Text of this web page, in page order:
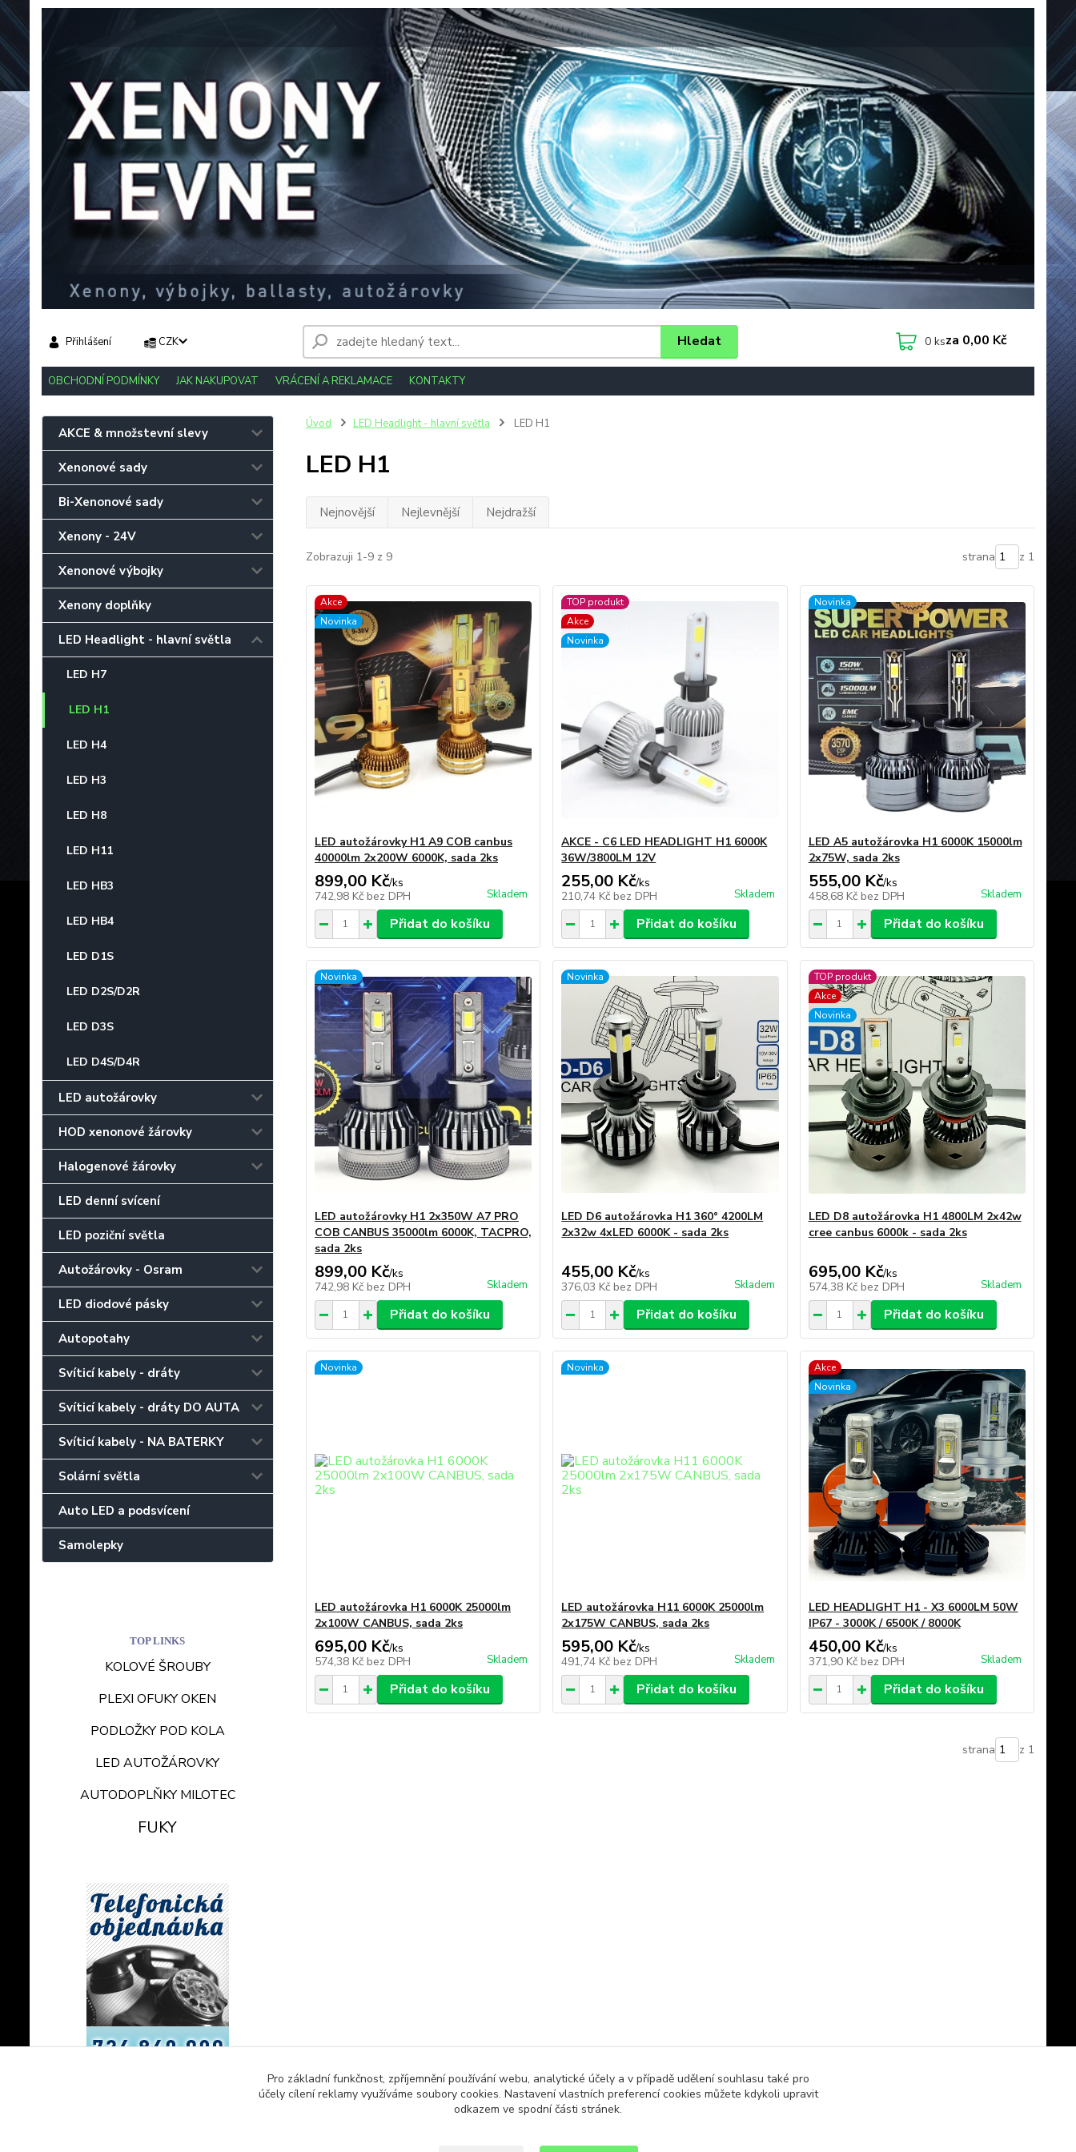
OBCHODNÍ PODMÍNKY JAK NAKUPOVAT VRÁCENÍ A REKLAMACE KONTAKTY
CZK
Přihlášení Hledat 0ksza 0,00 Kč
AKCE & množstevní slevy
Xenonové sady
Bi-Xenonové sady
Xenony - 24V
Xenonové výbojky
Xenony doplňky
LED Headlight - hlavní světla
LED H7
LED H1
LED H4
LED H3
LED H8
LED H11
LED HB3
LED HB4
LED D1S
LED D2S/D2R
LED D3S
LED D4S/D4R
LED autožárovky
HOD xenonové žárovky
Halogenové žárovky
LED denní svícení
LED poziční světla
Autožárovky - Osram
LED diodové pásky
Autopotahy
Svíticí kabely - dráty
Svíticí kabely - dráty DO AUTA
Svíticí kabely - NA BATERKY
Solární světla
Auto LED a podsvícení
Samolepky
TOP LINKS
KOLOVÉ ŠROUBY
PLEXI OFUKY OKEN
PODLOŽKY POD KOLA
LED AUTOŽÁROVKY
AUTODOPLŇKY MILOTEC
FUKY
Úvod LED Headlight - hlavní světla LED H1
LED H1
Nejnovější Nejlevnější Nejdražší
Zobrazuji 1-9 z 9 strana z 1
Akce
Novinka
LED autožárovky H1 A9 COB canbus
40000lm 2x200W 6000K, sada 2ks
899,00 Kč/ks
742,98 Kč bez DPH Skladem
Přidat do košíku
TOP produkt
Akce
Novinka
AKCE - C6 LED HEADLIGHT H1 6000K
36W/3800LM 12V
255,00 Kč/ks
210,74 Kč bez DPH Skladem
Přidat do košíku
Novinka
LED A5 autožárovka H1 6000K 15000lm
2x75W, sada 2ks
555,00 Kč/ks
458,68 Kč bez DPH Skladem
Přidat do košíku
Novinka
LED autožárovky H1 2x350W A7 PRO
COB CANBUS 35000lm 6000K, TACPRO,
sada 2ks
899,00 Kč/ks
742,98 Kč bez DPH Skladem
Přidat do košíku
Novinka
LED D6 autožárovka H1 360° 4200LM
2x32w 4xLED 6000K - sada 2ks
455,00 Kč/ks
376,03 Kč bez DPH Skladem
Přidat do košíku
TOP produkt
Akce
Novinka
LED D8 autožárovka H1 4800LM 2x42w
cree canbus 6000k - sada 2ks
695,00 Kč/ks
574,38 Kč bez DPH Skladem
Přidat do košíku
Novinka
LED autožárovka H1 6000K 25000lm
2x100W CANBUS, sada 2ks
695,00 Kč/ks
574,38 Kč bez DPH Skladem
Přidat do košíku
Novinka
LED autožárovka H11 6000K 25000lm
2x175W CANBUS, sada 2ks
595,00 Kč/ks
491,74 Kč bez DPH Skladem
Přidat do košíku
Akce
Novinka
LED HEADLIGHT H1 - X3 6000LM 50W
IP67 - 3000K / 6500K / 8000K
450,00 Kč/ks
371,90 Kč bez DPH Skladem
Přidat do košíku
strana z 1
Pro základní funkčnost, zpříjemnění používání webu, analytické účely a v případě udělení souhlasu také pro
účely cílení reklamy využíváme soubory cookies. Nastavení vlastních preferencí cookies můžete kdykoli upravit
odkazem ve spodní části stránek.